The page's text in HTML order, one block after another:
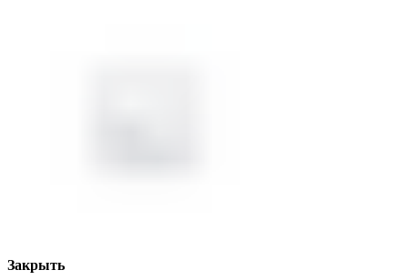
Закрыть